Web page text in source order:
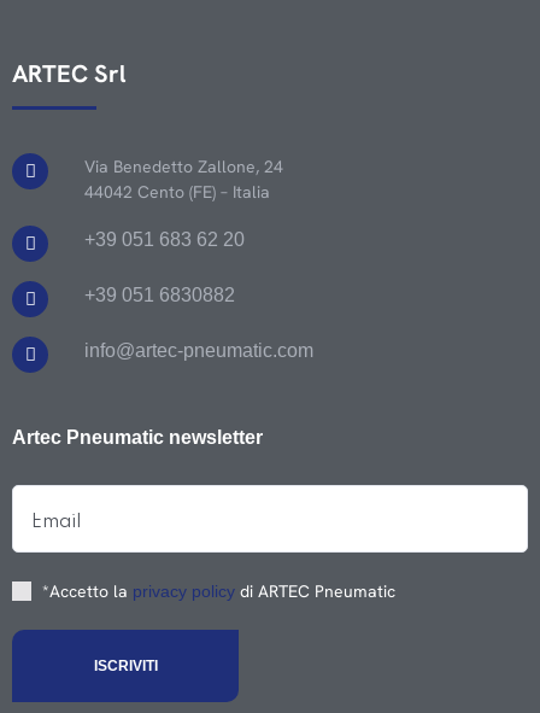
ARTEC Srl
Via Benedetto Zallone, 24
44042 Cento (FE) – Italia
+39 051 683 62 20
+39 051 6830882
info@artec-pneumatic.com
Artec Pneumatic newsletter
*Accetto la privacy policy di ARTEC Pneumatic